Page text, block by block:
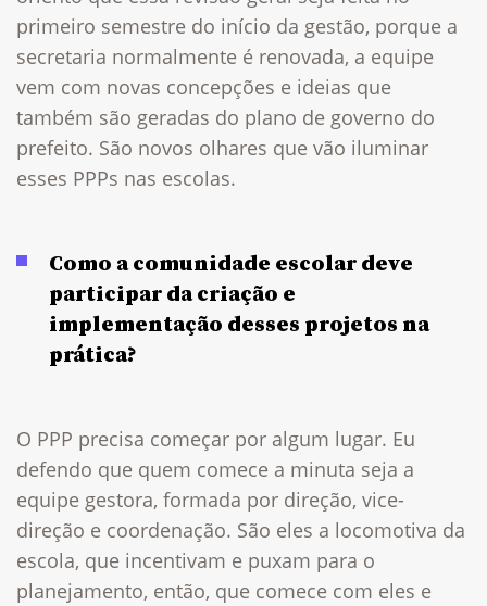
primeiro semestre do início da gestão, porque a
secretaria normalmente é renovada, a equipe
vem com novas concepções e ideias que
também são geradas do plano de governo do
prefeito. São novos olhares que vão iluminar
esses PPPs nas escolas.
Como a comunidade escolar deve
participar da criação e
implementação desses projetos na
prática?
O PPP precisa começar por algum lugar. Eu
defendo que quem comece a minuta seja a
equipe gestora, formada por direção, vice-
direção e coordenação. São eles a locomotiva da
escola, que incentivam e puxam para o
planejamento, então, que comece com eles e